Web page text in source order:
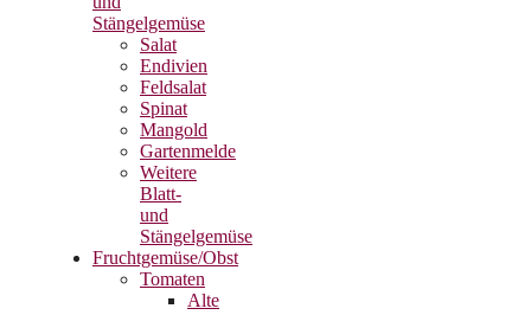
Stängelgemüse
Salat
Endivien
Feldsalat
Spinat
Mangold
Gartenmelde
Weitere
Blatt-
und
Stängelgemüse
Fruchtgemüse/Obst
Tomaten
Alte